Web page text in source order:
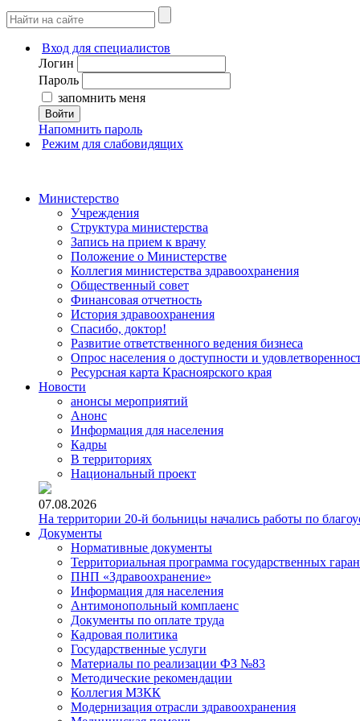
Вход для специалистов
Логин
Пароль
запомнить меня
Войти
Напомнить пароль
Режим для слабовидящих
Министерство
Учреждения
Структура министерства
Запись на прием к врачу
Положение о Министерстве
Коллегия министерства здравоохранения
Общественный совет
Финансовая отчетность
История здравоохранения
Спасибо, доктор!
Развитие ответственного ведения бизнеса
Опрос населения о доступности и
Ресурсная карта Красноярского края
Новости
анонсы мероприятий
Анонс
Информация для населения
Кадры
В территориях
Национальный проект
07.08.2026
На территории 20-й больницы начались работы по
Документы
Нормативные документы
Территориальная программа государственных
ПНП «Здравоохранение»
Информация для населения
Антимонопольный комплаенс
Документы по оплате труда
Кадровая политика
Государственные услуги
Материалы по реализации ФЗ №83
Методические рекомендации
Коллегия МЗКК
Модернизация отрасли здравоохранения